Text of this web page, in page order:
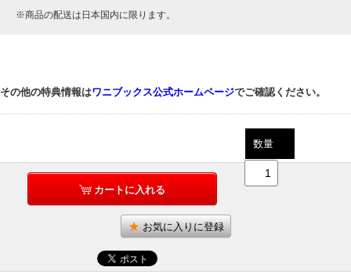
※商品の配送は日本国内に限ります。
その他の特典情報はワニブックス公式ホームページでご確認ください。
数量
カートに入れる
お気に入りに登録